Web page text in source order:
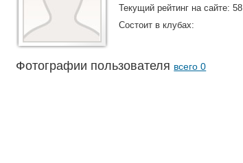
Текущий рейтинг на сайте: 58
Состоит в клубах:
Фотографии пользователя всего 0